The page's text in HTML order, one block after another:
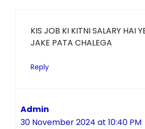
KIS JOB KI KITNI SALARY HAI
JAKE PATA CHALEGA
Reply
Admin
30 November 2024 at 10:40 PM